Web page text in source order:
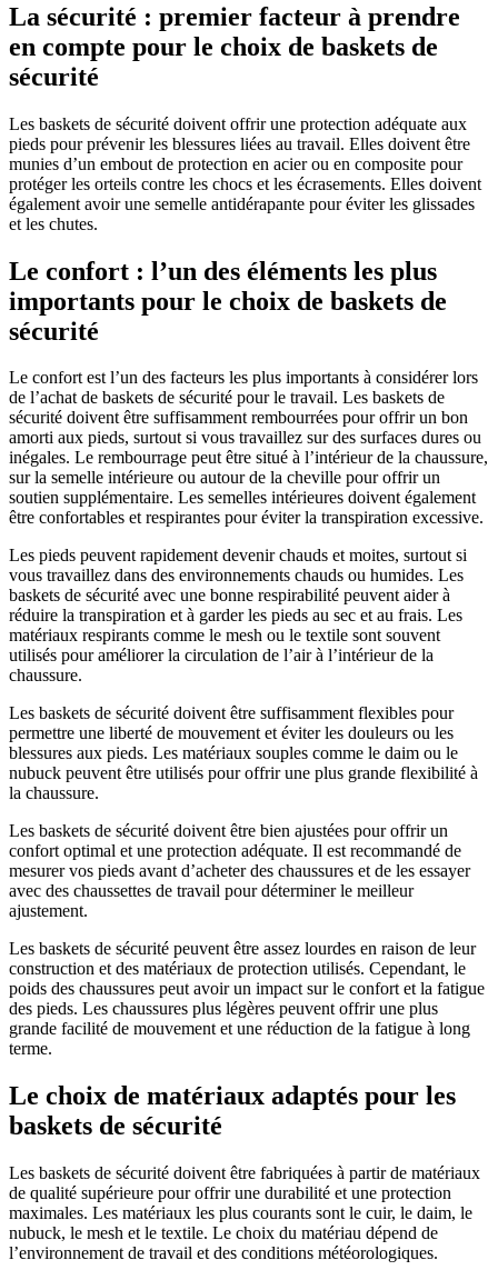
La sécurité : premier facteur à prendre
en compte pour le choix de baskets de
sécurité
Les baskets de sécurité doivent offrir une protection adéquate aux
pieds pour prévenir les blessures liées au travail. Elles doivent être
munies d’un embout de protection en acier ou en composite pour
protéger les orteils contre les chocs et les écrasements. Elles doivent
également avoir une semelle antidérapante pour éviter les glissades
et les chutes.
Le confort : l’un des éléments les plus
importants pour le choix de baskets de
sécurité
Le confort est l’un des facteurs les plus importants à considérer lors
de l’achat de baskets de sécurité pour le travail. Les baskets de
sécurité doivent être suffisamment rembourrées pour offrir un bon
amorti aux pieds, surtout si vous travaillez sur des surfaces dures ou
inégales. Le rembourrage peut être situé à l’intérieur de la chaussure,
sur la semelle intérieure ou autour de la cheville pour offrir un
soutien supplémentaire. Les semelles intérieures doivent également
être confortables et respirantes pour éviter la transpiration excessive.
Les pieds peuvent rapidement devenir chauds et moites, surtout si
vous travaillez dans des environnements chauds ou humides. Les
baskets de sécurité avec une bonne respirabilité peuvent aider à
réduire la transpiration et à garder les pieds au sec et au frais. Les
matériaux respirants comme le mesh ou le textile sont souvent
utilisés pour améliorer la circulation de l’air à l’intérieur de la
chaussure.
Les baskets de sécurité doivent être suffisamment flexibles pour
permettre une liberté de mouvement et éviter les douleurs ou les
blessures aux pieds. Les matériaux souples comme le daim ou le
nubuck peuvent être utilisés pour offrir une plus grande flexibilité à
la chaussure.
Les baskets de sécurité doivent être bien ajustées pour offrir un
confort optimal et une protection adéquate. Il est recommandé de
mesurer vos pieds avant d’acheter des chaussures et de les essayer
avec des chaussettes de travail pour déterminer le meilleur
ajustement.
Les baskets de sécurité peuvent être assez lourdes en raison de leur
construction et des matériaux de protection utilisés. Cependant, le
poids des chaussures peut avoir un impact sur le confort et la fatigue
des pieds. Les chaussures plus légères peuvent offrir une plus
grande facilité de mouvement et une réduction de la fatigue à long
terme.
Le choix de matériaux adaptés pour les
baskets de sécurité
Les baskets de sécurité doivent être fabriquées à partir de matériaux
de qualité supérieure pour offrir une durabilité et une protection
maximales. Les matériaux les plus courants sont le cuir, le daim, le
nubuck, le mesh et le textile. Le choix du matériau dépend de
l’environnement de travail et des conditions météorologiques.